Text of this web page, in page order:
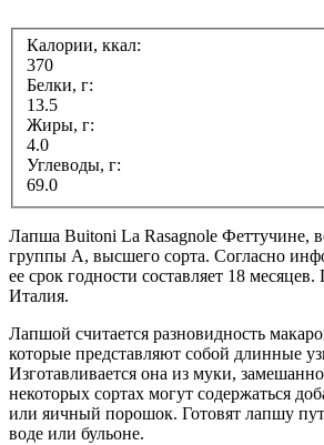
Калории, ккал:
370
Белки, г:
13.5
Жиры, г:
4.0
Углеводы, г:
69.0
Лапша Buitoni La Rasagnole Феттучине,
группы А, высшего сорта. Согласно
ее срок годности составляет 18
Италия.
Лапшой считается разновидность
которые представляют собой длинные
Изготавливается она из муки,
некоторых сортах могут содержаться
или яичный порошок. Готовят лапшу
воде или бульоне.